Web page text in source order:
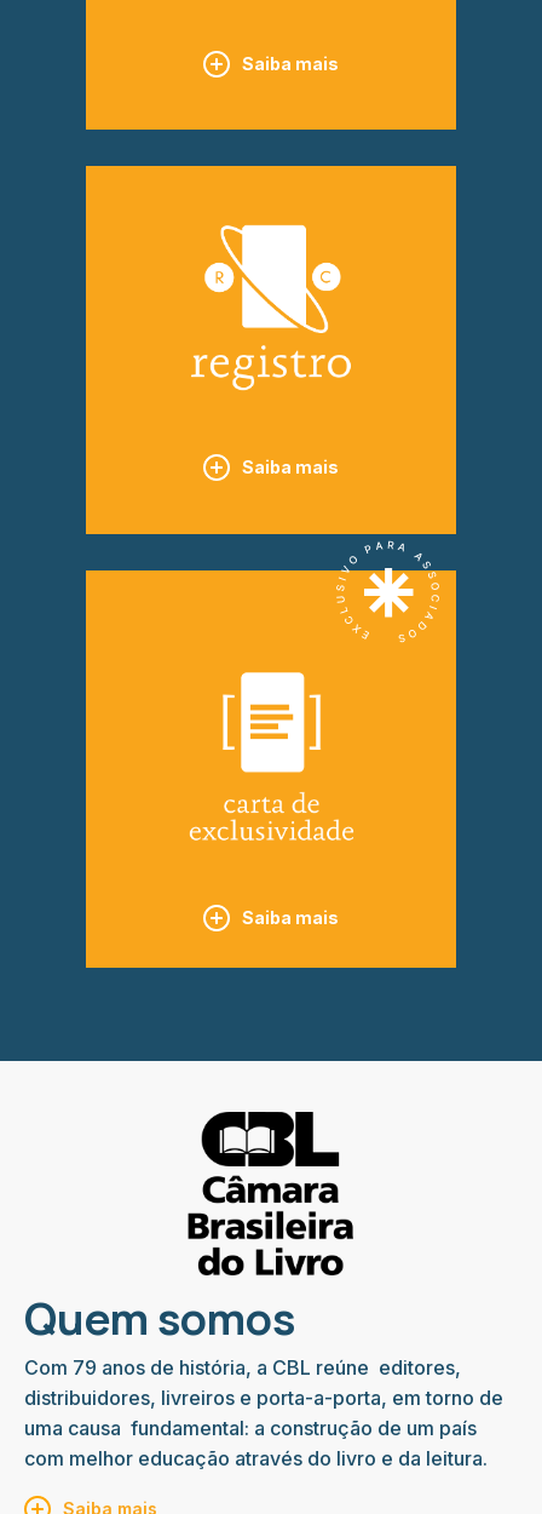
Saiba mais
Saiba mais
Saiba mais
Quem somos
Com 79 anos de história, a CBL reúne editores,
distribuidores, livreiros e porta-a-porta, em torno de
uma causa fundamental: a construção de um país
com melhor educação através do livro e da leitura.
Saiba mais